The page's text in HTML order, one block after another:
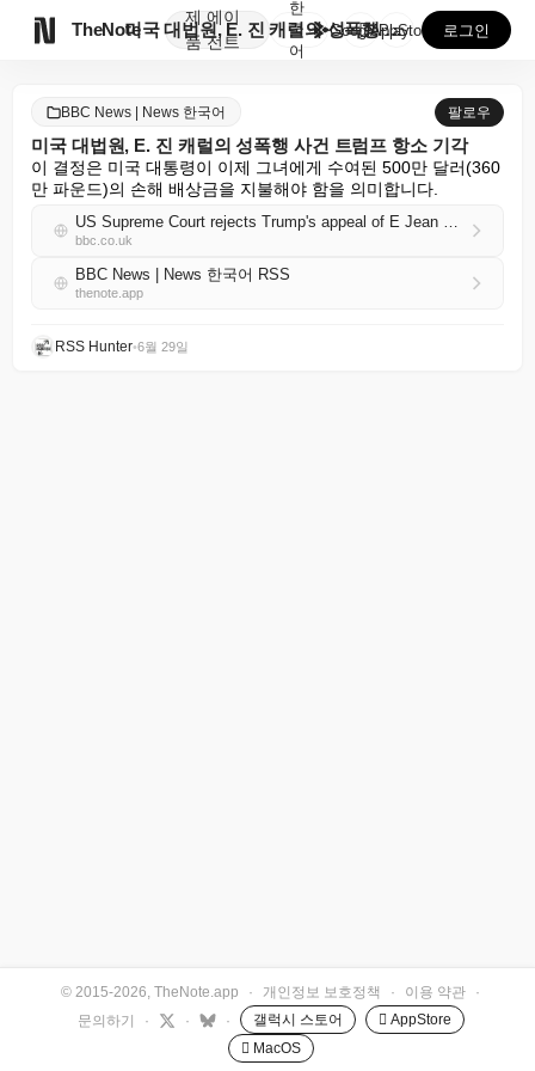
TheNote
제
품
에이
전트
미국 대법원, E. 진 캐럴의 성폭행 사건 트럼프 항소...
한
국
어
GooglePlay
AppStore 로그인
BBC News | News 한국어 팔로우
미국 대법원, E. 진 캐럴의 성폭행 사건 트럼프 항소 기각
이 결정은 미국 대통령이 이제 그녀에게 수여된 500만 달러(360
만 파운드)의 손해 배상금을 지불해야 함을 의미합니다.
US Supreme Court rejects Trump's appeal of E Jean Carroll's sexual abuse case
bbc.co.uk
BBC News | News 한국어 RSS
thenote.app
RSS Hunter•6월 29일
© 2015-2026, TheNote.app · 개인정보 보호정책 · 이용 약관
·
문의하기
· · · 갤럭시 스토어
 AppStore
 MacOS